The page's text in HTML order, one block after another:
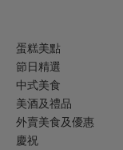
蛋糕美點
節日精選
中式美食
美酒及禮品
外賣美食及優惠
慶祝